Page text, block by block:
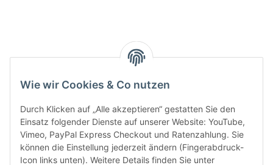
Wie wir Cookies & Co nutzen
Durch Klicken auf „Alle akzeptieren“ gestatten Sie den
Einsatz folgender Dienste auf unserer Website: YouTube,
Vimeo, PayPal Express Checkout und Ratenzahlung. Sie
können die Einstellung jederzeit ändern (Fingerabdruck-
Icon links unten). Weitere Details finden Sie unter
Key: